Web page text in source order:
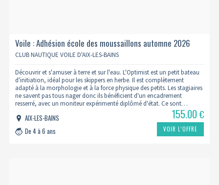
Voile : Adhésion école des moussaillons automne 2026
CLUB NAUTIQUE VOILE D'AIX-LES-BAINS
Découvrir et s'amuser à terre et sur l'eau. L'Optimist est un petit bateau
d'initiation, idéal pour les skippers en herbe. Il est complètement
adapté à la morphologie et à la force physique des petits. Les stagiaires
ne savent pas tous nager donc ils bénéficient d'un encadrement
resserré, avec un moniteur expérimenté diplômé d'état. Ce sont…
AIX-LES-BAINS
De 4 à 6 ans
155.00€
VOIR L’OFFRE